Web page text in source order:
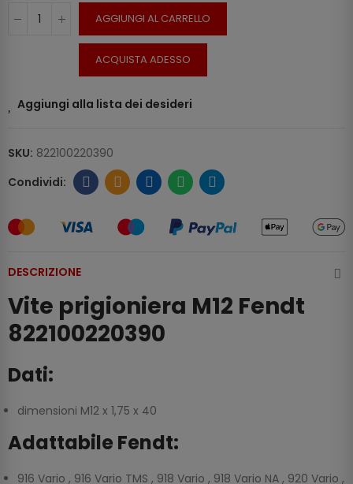
AGGIUNGI AL CARRELLO
ACQUISTA ADESSO
Aggiungi alla lista dei desideri
SKU: 822100220390
DESCRIZIONE
Vite prigioniera M12 Fendt
822100220390
Dati:
dimensioni M12 x 1,75 x 40
Adattabile Fendt:
916 Vario , 916 Vario TMS , 918 Vario , 918 Vario NA , 920 Vario ,